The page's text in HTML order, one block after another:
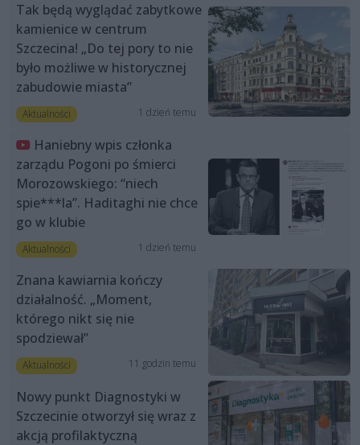
Tak będą wyglądać zabytkowe
kamienice w centrum
Szczecina! „Do tej pory to nie
było możliwe w historycznej
zabudowie miasta”
Aktualności 1 dzień temu
Haniebny wpis członka
zarządu Pogoni po śmierci
Morozowskiego: “niech
spie***la”. Haditaghi nie chce
go w klubie
Aktualności 1 dzień temu
Znana kawiarnia kończy
działalność. „Moment,
którego nikt się nie
spodziewał”
Aktualności 11 godzin temu
Nowy punkt Diagnostyki w
Szczecinie otworzył się wraz z
akcją profilaktyczną